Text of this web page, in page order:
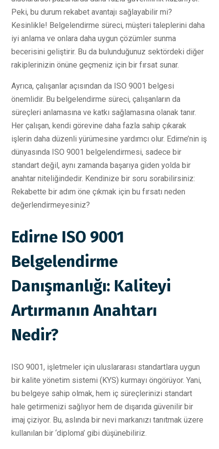
Peki, bu durum rekabet avantajı sağlayabilir mi?
Kesinlikle! Belgelendirme süreci, müşteri taleplerini daha
iyi anlama ve onlara daha uygun çözümler sunma
becerisini geliştirir. Bu da bulunduğunuz sektördeki diğer
rakiplerinizin önüne geçmeniz için bir fırsat sunar.
Ayrıca, çalışanlar açısından da ISO 9001 belgesi
önemlidir. Bu belgelendirme süreci, çalışanların da
süreçleri anlamasına ve katkı sağlamasına olanak tanır.
Her çalışan, kendi görevine daha fazla sahip çıkarak
işlerin daha düzenli yürümesine yardımcı olur. Edirne’nin iş
dünyasında ISO 9001 belgelendirmesi, sadece bir
standart değil, aynı zamanda başarıya giden yolda bir
anahtar niteliğindedir. Kendinize bir soru sorabilirsiniz:
Rekabette bir adım öne çıkmak için bu fırsatı neden
değerlendirmeyesiniz?
Edirne ISO 9001
Belgelendirme
Danışmanlığı: Kaliteyi
Artırmanın Anahtarı
Nedir?
ISO 9001, işletmeler için uluslararası standartlara uygun
bir kalite yönetim sistemi (KYS) kurmayı öngörüyor. Yani,
bu belgeye sahip olmak, hem iç süreçlerinizi standart
hale getirmenizi sağlıyor hem de dışarıda güvenilir bir
imaj çiziyor. Bu, aslında bir nevi markanızı tanıtmak üzere
kullanılan bir ‘diploma’ gibi düşünebiliriz.